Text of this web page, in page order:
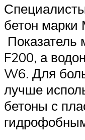
бетон
Показатель
F200, а
W6. Для
лучше
бетоны с